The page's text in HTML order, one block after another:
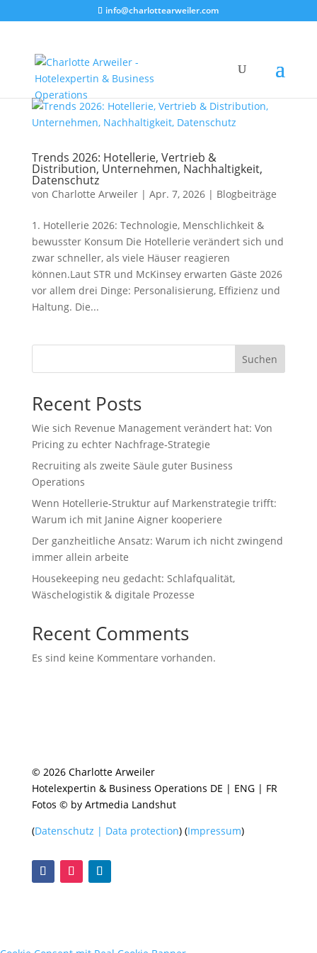
info@charlottearweiler.com
Trends 2026: Hotellerie, Vertrieb &
Distribution, Unternehmen, Nachhaltigkeit,
Datenschutz
von Charlotte Arweiler| Apr. 7, 2026| Blogbeiträge
1. Hotellerie 2026: Technologie, Menschlichkeit &
bewusster Konsum Die Hotellerie verändert sich und
zwar schneller, als viele Häuser reagieren
können.Laut STR und McKinsey erwarten Gäste 2026
vor allem drei Dinge: Personalisierung, Effizienz und
Haltung. Die...
Suchen
Recent Posts
Wie sich Revenue Management verändert hat: Von
Pricing zu echter Nachfrage‑Strategie
Recruiting als zweite Säule guter Business
Operations
Wenn Hotellerie‑Struktur auf Markenstrategie trifft:
Warum ich mit Janine Aigner kooperiere
Der ganzheitliche Ansatz: Warum ich nicht zwingend
immer allein arbeite
Housekeeping neu gedacht: Schlafqualität,
Wäschelogistik & digitale Prozesse
Recent Comments
Es sind keine Kommentare vorhanden.
© 2026 Charlotte Arweiler
Hotelexpertin & Business Operations DE | ENG | FR
Fotos © by Artmedia Landshut
(Datenschutz | Data protection) (Impressum)